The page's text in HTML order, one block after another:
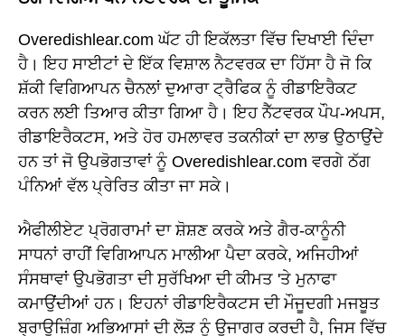
Overedishlear.com ਘੱਟ ਹੀ ਇਕੱਲਤਾ ਵਿੱਚ ਦਿਖਾਈ ਦਿੰਦਾ
ਹੈ। ਇਹ ਸਾਈਟਾਂ ਦੇ ਇੱਕ ਵਿਸ਼ਾਲ ਨੈਟਵਰਕ ਦਾ ਹਿੱਸਾ ਹੈ ਜੋ ਕਿ
ਸ਼ੱਕੀ ਵਿਗਿਆਪਨ ਚੈਨਲਾਂ ਦੁਆਰਾ ਟ੍ਰੈਫਿਕ ਨੂੰ ਰੀਡਾਇਰੈਕਟ
ਕਰਨ ਲਈ ਤਿਆਰ ਕੀਤਾ ਗਿਆ ਹੈ। ਇਹ ਨੈੱਟਵਰਕ ਪੌਪ-ਅਪਸ,
ਰੀਡਾਇਰੈਕਟਸ, ਅਤੇ ਹੋਰ ਹਮਲਾਵਰ ਤਕਨੀਕਾਂ ਦਾ ਲਾਭ ਉਠਾਉਂਦੇ
ਹਨ ਤਾਂ ਜੋ ਉਪਭੋਗਤਾਵਾਂ ਨੂੰ Overedishlear.com ਵਰਗੇ ਠੱਗ
ਪੰਨਿਆਂ ਵੱਲ ਪ੍ਰੇਰਿਤ ਕੀਤਾ ਜਾ ਸਕੇ।
ਐਫੀਲੀਏਟ ਪ੍ਰੋਗਰਾਮਾਂ ਦਾ ਸ਼ੋਸ਼ਣ ਕਰਕੇ ਅਤੇ ਗੈਰ-ਕਾਨੂੰਨੀ
ਸਾਧਨਾਂ ਰਾਹੀਂ ਵਿਗਿਆਪਨ ਮਾਲੀਆ ਪੈਦਾ ਕਰਕੇ, ਅਜਿਹੀਆਂ
ਸੰਸਥਾਵਾਂ ਉਪਭੋਗਤਾ ਦੀ ਸੁਰੱਖਿਆ ਦੀ ਕੀਮਤ 'ਤੇ ਮੁਨਾਫਾ
ਕਮਾਉਂਦੀਆਂ ਹਨ। ਇਹਨਾਂ ਰੀਡਾਇਰੈਕਟਸ ਦੀ ਮੌਜੂਦਗੀ ਮਜਬੂਤ
ਬ੍ਰਾਊਜ਼ਿੰਗ ਅਭਿਆਸਾਂ ਦੀ ਲੋੜ ਨੂੰ ਉਜਾਗਰ ਕਰਦੀ ਹੈ, ਜਿਸ ਵਿੱਚ